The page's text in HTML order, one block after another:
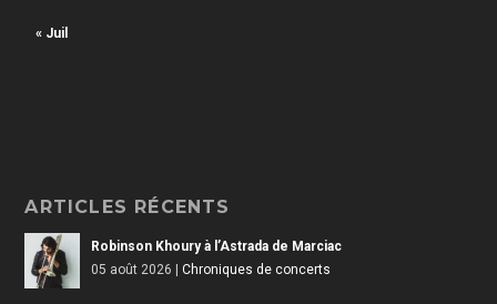
« Juil
ARTICLES RÉCENTS
Robinson Khoury à l’Astrada de Marciac
05 août 2026
|Chroniques de concerts